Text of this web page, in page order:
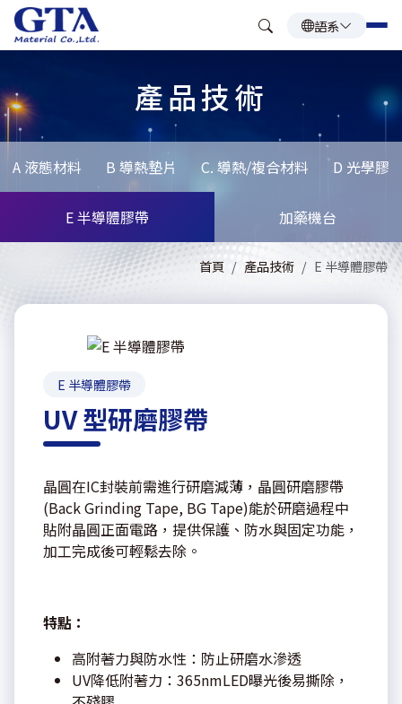
語系
產品技術
A 液態材料 B 導熱墊片 C. 導熱/複合材料 D 光學膠
E 半導體膠帶 加藥機台
首頁 產品技術 E 半導體膠帶
E 半導體膠帶
UV 型研磨膠帶
晶圓在IC封裝前需進行研磨減薄，晶圓研磨膠帶
(Back Grinding Tape, BG Tape)能於研磨過程中
貼附晶圓正面電路，提供保護、防水與固定功能，
加工完成後可輕鬆去除。
特點：
高附著力與防水性：防止研磨水滲透
UV降低附著力：365nmLED曝光後易撕除，